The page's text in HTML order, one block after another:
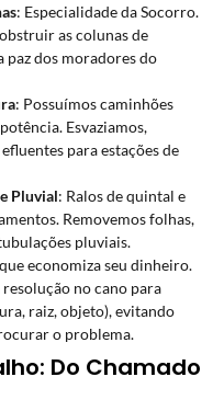
: Especialidade da Socorro.
as colunas de
paz dos moradores do
: Possuímos caminhões
Esvaziamos,
para estações de
Pluvial: Ralos de quintal e
Removemos folhas,
pluviais.
economiza seu dinheiro.
no cano para
raiz, objeto), evitando
o problema.
Do Chamado